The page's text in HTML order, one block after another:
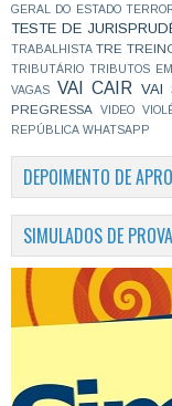
GERAL DO ESTADO
TESTE DE
TRABALHISTA TRE
TRIBUTÁRIO TRIBUTOS
VAGAS
VAI CAIR VAI
PREGRESSA
VIDEO
REPÚBLICA WHATSAPP
DEPOIMENTO DE
SIMULADOS DE